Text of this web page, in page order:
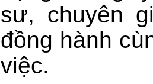
sư, chuyên
đồng hành
việc.